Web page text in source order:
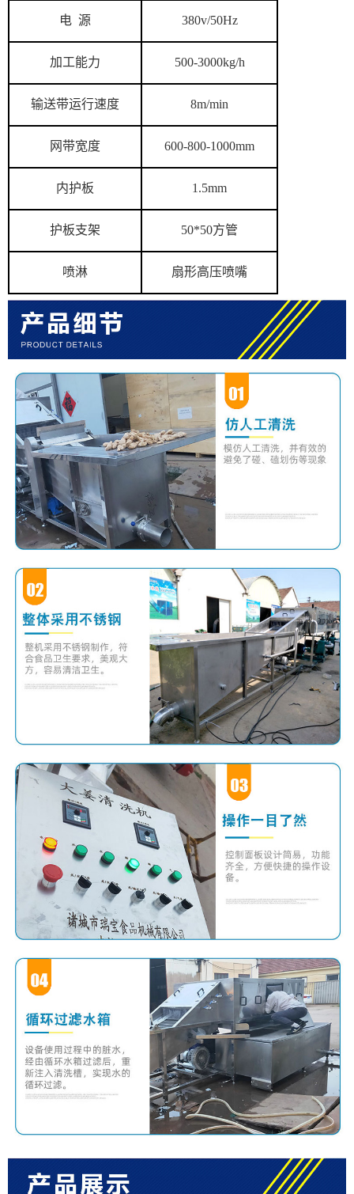
电 源 380v/50Hz
加工能力 500-3000kg/h
输送带运行速度 8m/min
网带宽度 600-800-1000mm
内护板 1.5mm
护板支架 50*50方管
喷淋 扇形高压喷嘴